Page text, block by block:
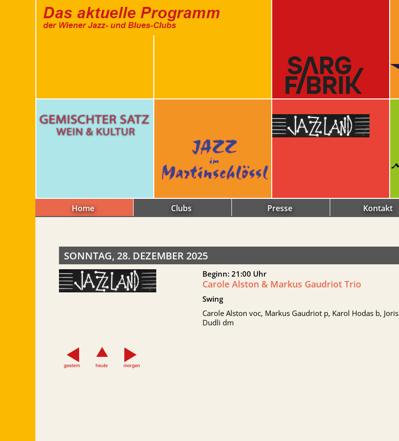
Home Clubs Presse Kontakt
SONNTAG, 28. DEZEMBER 2025
Beginn: 21:00 Uhr
Carole Alston & Markus Gaudriot Trio
Swing
Carole Alston voc, Markus Gaudriot p, Karol Hodas b, Joris
Dudli dm